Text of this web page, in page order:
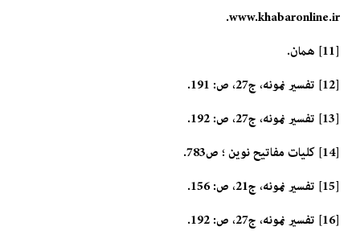
www.khabaronline.ir.
[11] همان.
[12] تفسير نمونه، ج‏27، ص: 191.
[13] تفسير نمونه، ج‏27، ص: 192.
[14] كليات مفاتيح نوين ؛ ص783.
[15] تفسير نمونه، ج‏21، ص: 156.
[16] تفسير نمونه، ج‏27، ص: 192.